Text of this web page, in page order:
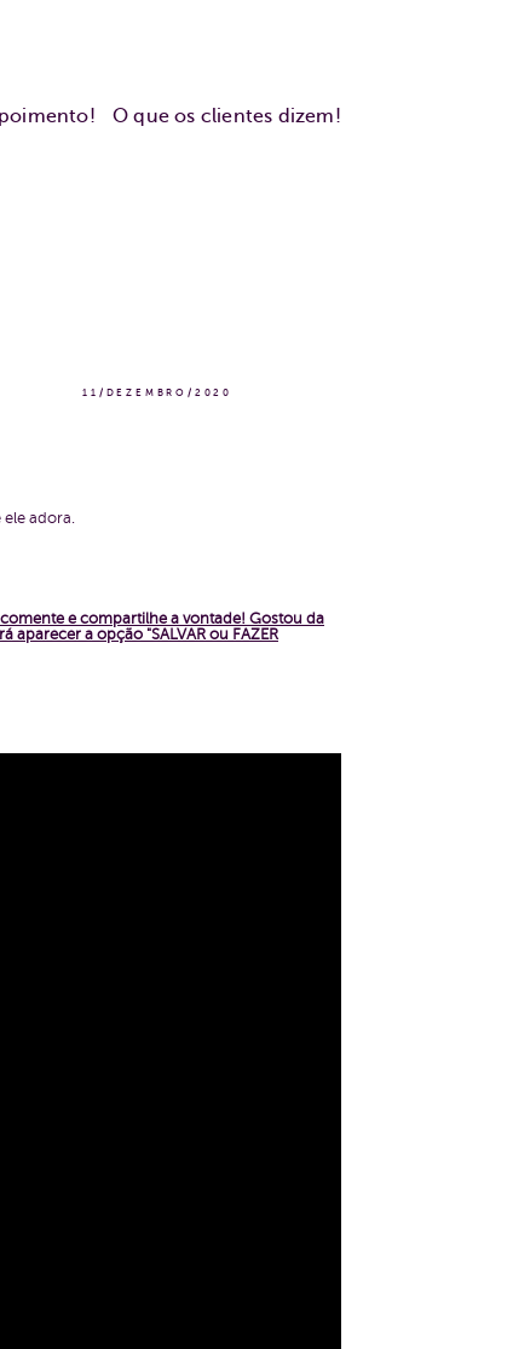
O que os clientes dizem!
11/DEZEMBRO/2020
adora.
e compartilhe a vontade! Gostou da
aparecer a opção "SALVAR ou FAZER